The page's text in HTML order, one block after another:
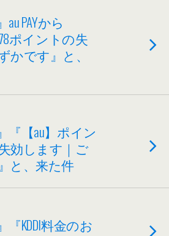
PAYから
ポイントの失
かです』と、
『【au】ポイン
効します｜ご
と、来た件
『KDDI料金のお